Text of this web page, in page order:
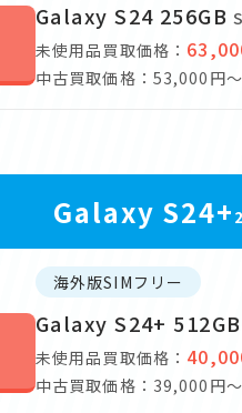
Galaxy S24 256GB
未使用品買取価格：
中古買取価格：53,000円
Galaxy S24+
海外版SIMフリー
Galaxy S24+ 512GB
未使用品買取価格：
中古買取価格：39,000円